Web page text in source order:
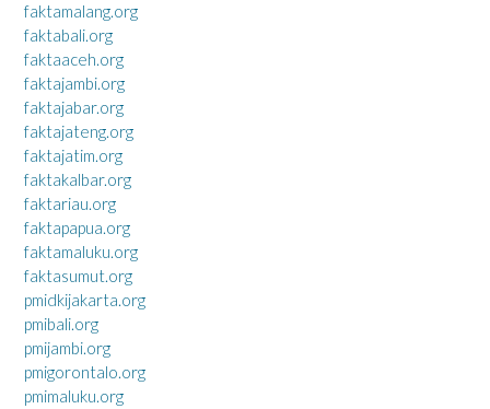
faktamalang.org
faktabali.org
faktaaceh.org
faktajambi.org
faktajabar.org
faktajateng.org
faktajatim.org
faktakalbar.org
faktariau.org
faktapapua.org
faktamaluku.org
faktasumut.org
pmidkijakarta.org
pmibali.org
pmijambi.org
pmigorontalo.org
pmimaluku.org